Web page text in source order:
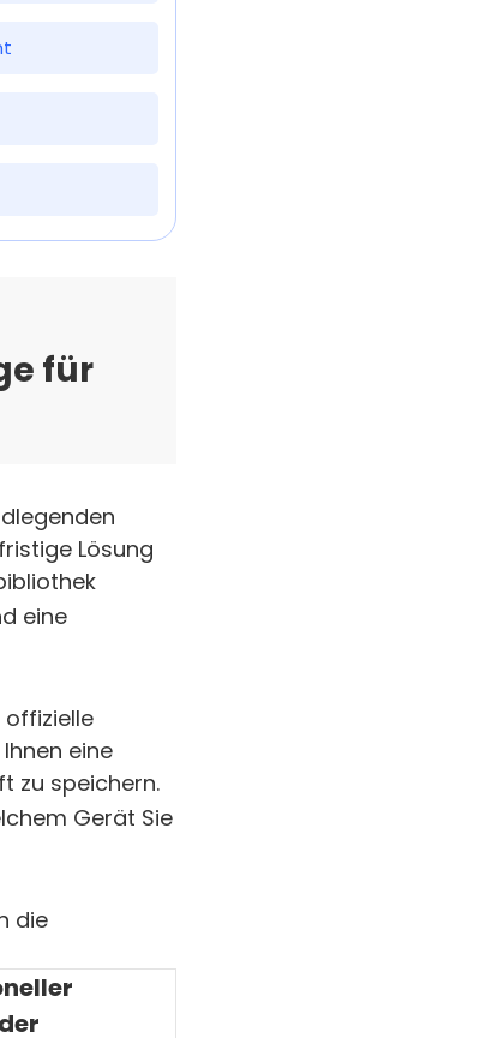
für
Lösung
eine
offizielle
eine
zu speichern.
Gerät Sie
die